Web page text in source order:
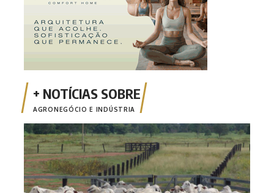
AGRONEGÓCIO E INDÚSTRIA